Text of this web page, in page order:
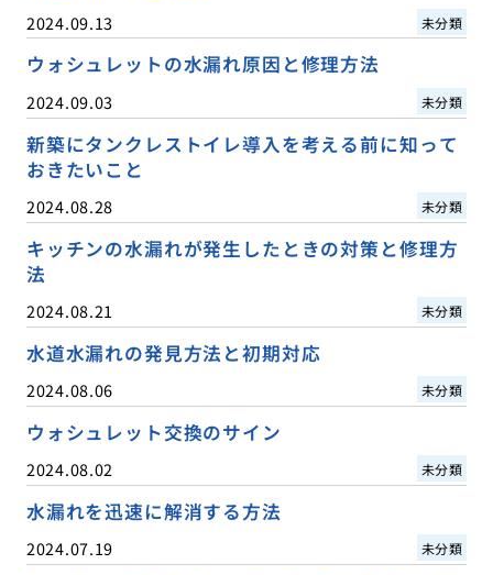
2024.09.13 未分類
ウォシュレットの水漏れ原因と修理方法
2024.09.03 未分類
新築にタンクレストイレ導入を考える前に知って
おきたいこと
2024.08.28 未分類
キッチンの水漏れが発生したときの対策と修理方
法
2024.08.21 未分類
水道水漏れの発見方法と初期対応
2024.08.06 未分類
ウォシュレット交換のサイン
2024.08.02 未分類
水漏れを迅速に解消する方法
2024.07.19 未分類